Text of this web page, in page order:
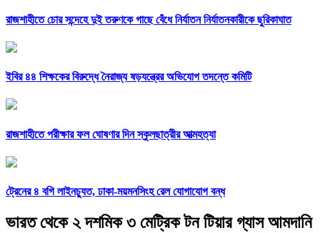
রাজশাহীতে চোর সন্দেহে দুই তরুণকে গাছে বেঁধে নির্যাতন নির্যাতনকারীকে ছুরিকাঘাত
ইবির ৪৪ শিক্ষকের বিরুদ্ধে নৈরাজ্য ষড়যন্ত্রের অভিযোগ তদন্তে কমিটি
রাজশাহীতে পরীক্ষার ফল ঘোষণার দিন স্কুলছাত্রীর আত্মহত্যা
ট্রেনের ৪ বগি লাইনচ্যুত, ঢাকা-ময়মনসিংহ রেল যোগাযোগ বন্ধ
ভারত থেকে ২ দশমিক ৩ মেট্রিক টন টিয়ার গ্যাস আমদানি